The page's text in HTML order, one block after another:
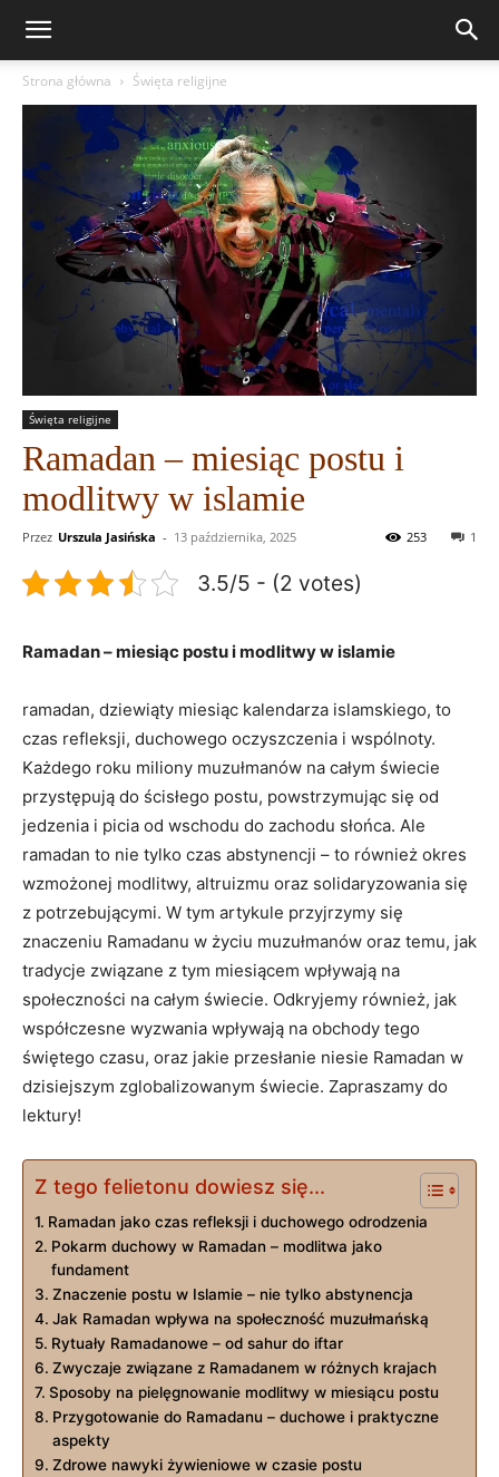
Strona główna Święta religijne
Święta religijne
Ramadan – miesiąc postu i
modlitwy w islamie
Przez Urszula Jasińska - 13 października, 2025 1
253
3.5/5 - (2 votes)
Ramadan ‍– miesiąc postu i modlitwy w ⁣islamie
ramadan, dziewiąty miesiąc kalendarza islamskiego, to
czas refleksji, duchowego oczyszczenia i wspólnoty.
⁢Każdego roku miliony muzułmanów na całym świecie
przystępują do ścisłego postu, powstrzymując się od
jedzenia i picia od wschodu do zachodu ⁢słońca. Ale
ramadan to nie tylko czas abstynencji – to również okres
wzmożonej modlitwy, altruizmu‌ oraz solidaryzowania się
z potrzebującymi. ‌W tym artykule ⁤przyjrzymy się
znaczeniu Ramadanu w życiu muzułmanów oraz temu, jak
tradycje związane z tym miesiącem wpływają na
społeczności na całym świecie. Odkryjemy również, jak
współczesne wyzwania wpływają na obchody tego
świętego czasu, oraz ‌jakie przesłanie‌ niesie Ramadan‌ w
dzisiejszym zglobalizowanym świecie.⁢ Zapraszamy do
lektury!
Z tego felietonu dowiesz się...
Ramadan jako czas refleksji i duchowego odrodzenia
Pokarm duchowy w Ramadan – modlitwa ⁢jako
fundament
Znaczenie postu w Islamie – nie ⁣tylko abstynencja
Jak Ramadan wpływa na ⁤społeczność muzułmańską
Rytuały Ramadanowe – od sahur do ‌iftar
Zwyczaje związane z Ramadanem w różnych krajach
Sposoby na pielęgnowanie modlitwy w miesiącu postu
Przygotowanie do Ramadanu – duchowe i praktyczne
aspekty
Zdrowe⁣ nawyki żywieniowe w⁣ czasie postu